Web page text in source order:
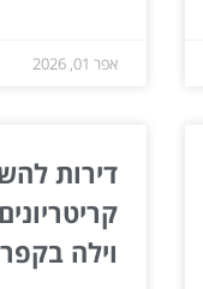
אפר 01, 2026
דירות
וילה